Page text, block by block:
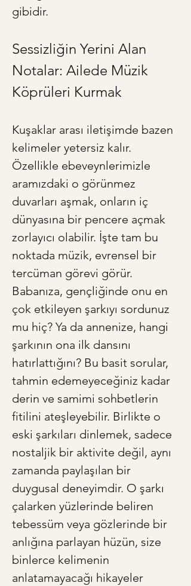
gibidir.
Sessizliğin Yerini Alan
Notalar: Ailede Müzik
Köprüleri Kurmak
Kuşaklar arası iletişimde bazen
kelimeler yetersiz kalır.
Özellikle ebeveynlerimizle
aramızdaki o görünmez
duvarları aşmak, onların iç
dünyasına bir pencere açmak
zorlayıcı olabilir. İşte tam bu
noktada müzik, evrensel bir
tercüman görevi görür.
Babanıza, gençliğinde onu en
çok etkileyen şarkıyı sordunuz
mu hiç? Ya da annenize, hangi
şarkının ona ilk dansını
hatırlattığını? Bu basit sorular,
tahmin edemeyeceğiniz kadar
derin ve samimi sohbetlerin
fitilini ateşleyebilir. Birlikte o
eski şarkıları dinlemek, sadece
nostaljik bir aktivite değil, aynı
zamanda paylaşılan bir
duygusal deneyimdir. O şarkı
çalarken yüzlerinde beliren
tebessüm veya gözlerinde bir
anlığına parlayan hüzün, size
binlerce kelimenin
anlatamayacağı hikayeler